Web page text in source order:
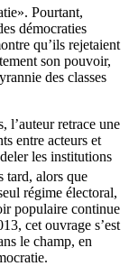
Pourtant,
démocraties
qu’ils rejetaient
son pouvoir,
des classes
l’auteur retrace une
entre acteurs et
les institutions
tard, alors que
régime électoral,
populaire continue
cet ouvrage s’est
le champ, en